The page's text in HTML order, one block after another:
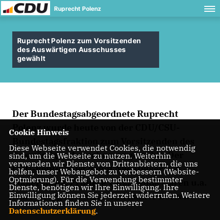
Ruprecht Polenz
Ruprecht Polenz zum Vorsitzenden
des Auswärtigen Ausschusses
gewählt
Der Bundestagsabgeordnete Ruprecht
Polenz wurde heute von der CDU/CSU-
Auswärtigen Ausschusses gewählt. Der
CDU-Politiker ist damit Nachfolger von
Volker Rühe. Frühere Vorsitzende waren u.a.
Kurt-Georg Kiesinger und Rainer Barzel.
Cookie Hinweis
Diese Webseite verwendet Cookies, die notwendig
sind, um die Webseite zu nutzen. Weiterhin
verwenden wir Dienste von Drittanbietern, die uns
helfen, unser Webangebot zu verbessern (Website-
Optmierung). Für die Verwendung bestimmter
Dienste, benötigen wir Ihre Einwilligung. Ihre
Einwilligung können Sie jederzeit widerrufen. Weitere
Informationen finden Sie in unserer
Datenschutzerklärung.